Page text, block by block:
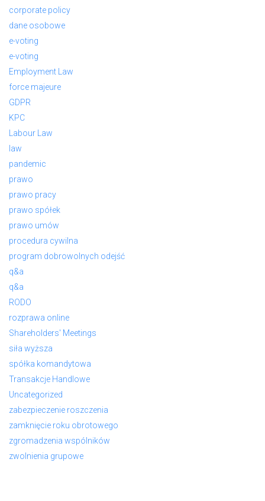
corporate policy
dane osobowe
e-voting
e-voting
Employment Law
force majeure
GDPR
KPC
Labour Law
law
pandemic
prawo
prawo pracy
prawo spółek
prawo umów
procedura cywilna
program dobrowolnych odejść
q&a
q&a
RODO
rozprawa online
Shareholders' Meetings
siła wyższa
spółka komandytowa
Transakcje Handlowe
Uncategorized
zabezpieczenie roszczenia
zamknięcie roku obrotowego
zgromadzenia wspólników
zwolnienia grupowe